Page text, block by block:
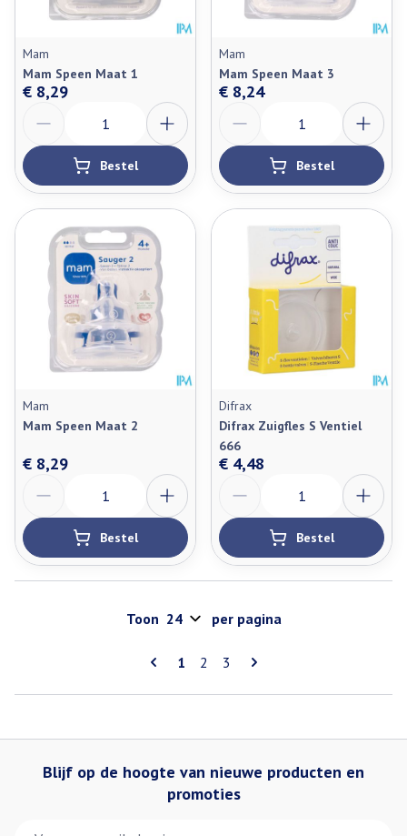
Mam
Mam Speen Maat 1
€ 8,29
Bestel
Mam
Mam Speen Maat 3
€ 8,24
Bestel
Mam
Mam Speen Maat 2
€ 8,29
Bestel
Difrax
Difrax Zuigfles S Ventiel
666
€ 4,48
Bestel
Pagina's
U lees momenteel pagina
1 Pagina
2 Pagina
3
Toon per pagina
Blijf op de hoogte van nieuwe producten en
promoties